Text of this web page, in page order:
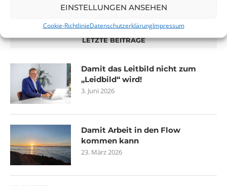
EINSTELLUNGEN ANSEHEN
Cookie-RichtlinieDatenschutzerklärungImpressum
LETZTE BEITRÄGE
Damit das Leitbild nicht zum
„Leidbild“ wird!
3. Juni 2026
Damit Arbeit in den Flow
kommen kann
23. März 2026